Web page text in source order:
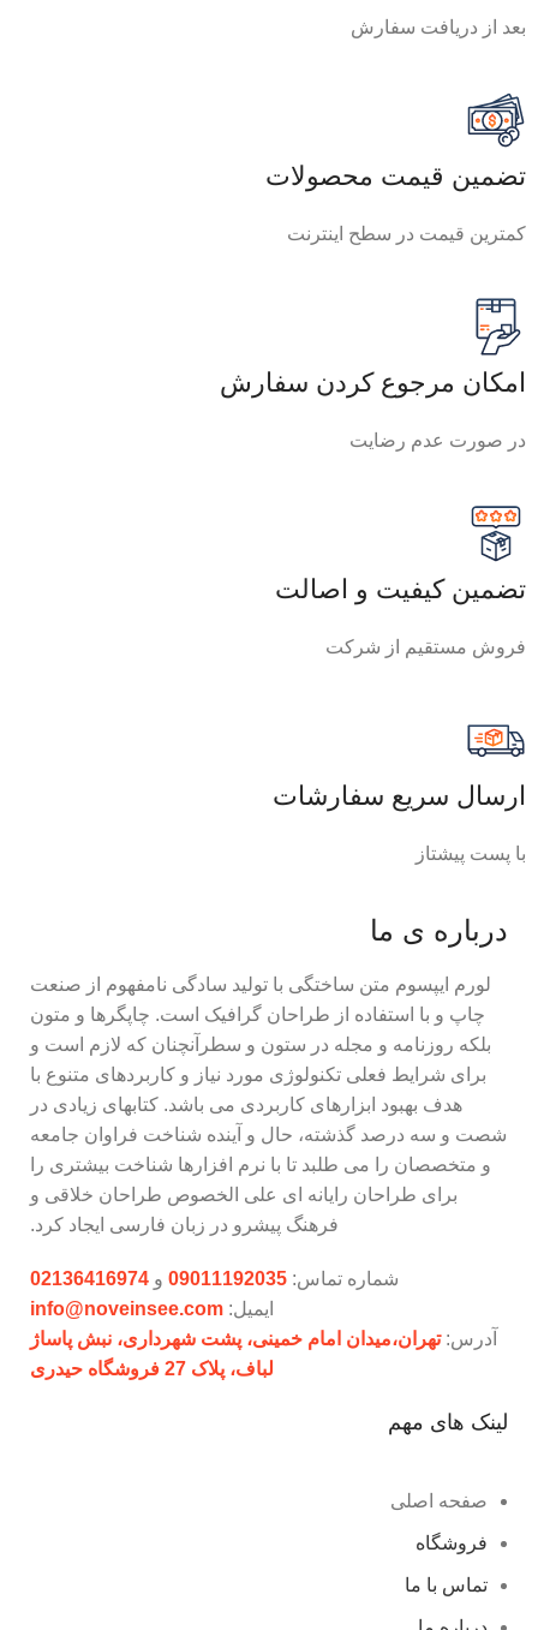
بعد از دریافت سفارش
تضمین قیمت محصولات
کمترین قیمت در سطح اینترنت
امکان مرجوع کردن سفارش
در صورت عدم رضایت
تضمین کیفیت و اصالت
فروش مستقیم از شرکت
ارسال سریع سفارشات
با پست پیشتاز
درباره ی ما
لورم ایپسوم متن ساختگی با تولید سادگی نامفهوم از صنعت
چاپ و با استفاده از طراحان گرافیک است. چاپگرها و متون
بلکه روزنامه و مجله در ستون و سطرآنچنان که لازم است و
برای شرایط فعلی تکنولوژی مورد نیاز و کاربردهای متنوع با
هدف بهبود ابزارهای کاربردی می باشد. کتابهای زیادی در
شصت و سه درصد گذشته، حال و آینده شناخت فراوان جامعه
و متخصصان را می طلبد تا با نرم افزارها شناخت بیشتری را
برای طراحان رایانه ای علی الخصوص طراحان خلاقی و
فرهنگ پیشرو در زبان فارسی ایجاد کرد.
شماره تماس: 09011192035 و 02136416974
ایمیل: info@noveinsee.com
آدرس:تهران،‌میدان امام خمینی، پشت شهرداری، نبش پاساژ
لباف، پلاک 27 فروشگاه حیدری
لینک های مهم
صفحه اصلی
فروشگاه
تماس با ما